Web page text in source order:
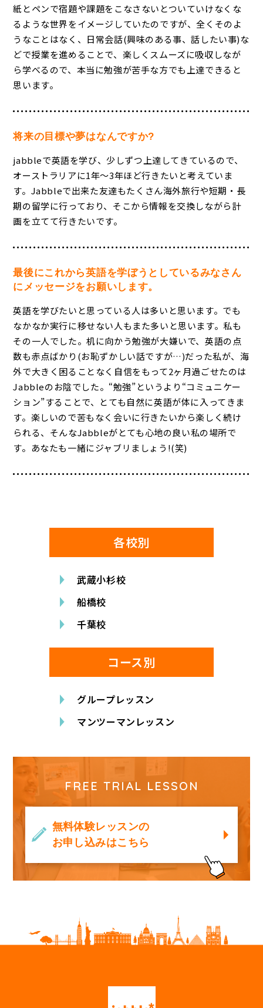
紙とペンで宿題や課題をこなさないとついていけなくな
るような世界をイメージしていたのですが、全くそのよ
うなことはなく、日常会話(興味のある事、話したい事)な
どで授業を進めることで、楽しくスムーズに吸収しなが
ら学べるので、本当に勉強が苦手な方でも上達できると
思います。
将来の目標や夢はなんですか?
jabbleで英語を学び、少しずつ上達してきているので、
オーストラリアに1年～3年ほど行きたいと考えていま
す。Jabbleで出来た友達もたくさん海外旅行や短期・長
期の留学に行っており、そこから情報を交換しながら計
画を立てて行きたいです。
最後にこれから英語を学ぼうとしているみなさん
にメッセージをお願いします。
英語を学びたいと思っている人は多いと思います。でも
なかなか実行に移せない人もまた多いと思います。私も
その一人でした。机に向かう勉強が大嫌いで、英語の点
数も赤点ばかり(お恥ずかしい話ですが…)だった私が、海
外で大きく困ることなく自信をもって2ヶ月過ごせたのは
Jabbleのお陰でした。“勉強”というより“コミュニケー
ション”することで、とても自然に英語が体に入ってきま
す。楽しいので苦もなく会いに行きたいから楽しく続け
られる、そんなJabbleがとても心地の良い私の場所で
す。あなたも一緒にジャブリましょう!(笑)
各校別
武蔵小杉校
船橋校
千葉校
コース別
グループレッスン
マンツーマンレッスン
FREE TRIAL LESSON
無料体験レッスンの
お申し込みはこちら